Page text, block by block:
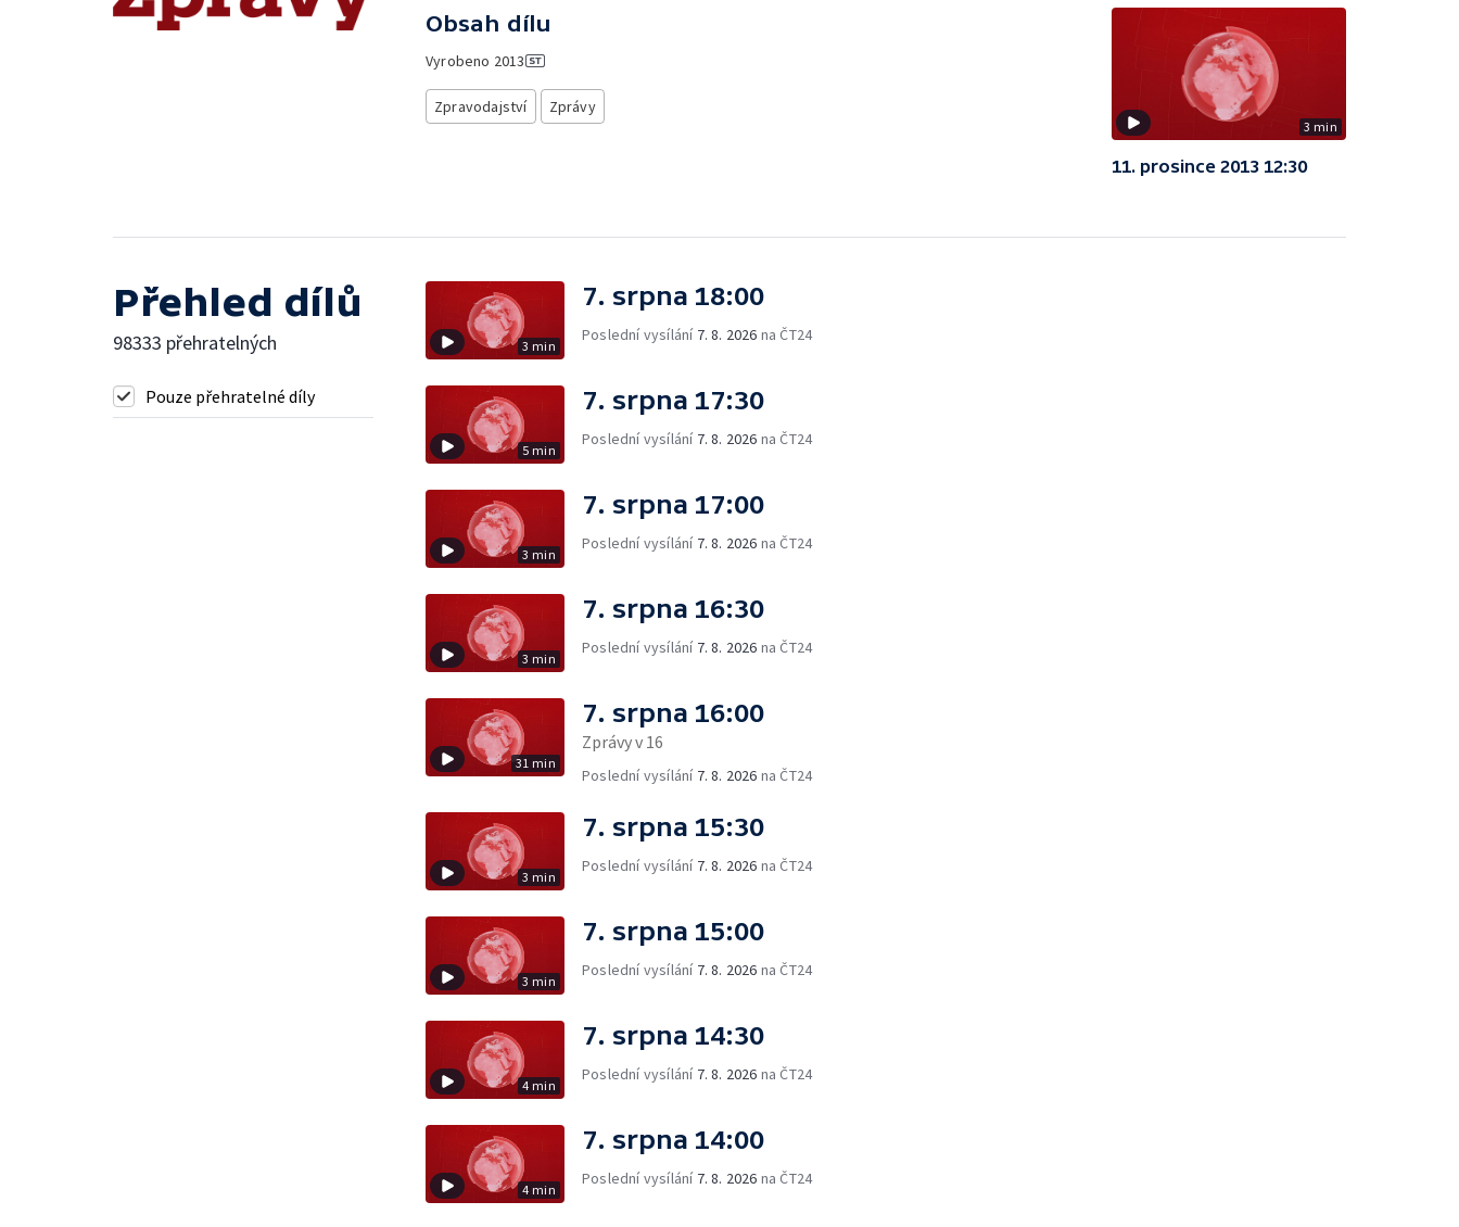
Obsah dílu
Vyrobeno 2013
Zpravodajství Zprávy
3 min
11. prosince 2013 12:30
Přehled dílů
98333 přehratelných
Pouze přehratelné díly
3 min
7. srpna 18:00
Poslední vysílání 7. 8. 2026 na ČT24
5 min
7. srpna 17:30
Poslední vysílání 7. 8. 2026 na ČT24
3 min
7. srpna 17:00
Poslední vysílání 7. 8. 2026 na ČT24
3 min
7. srpna 16:30
Poslední vysílání 7. 8. 2026 na ČT24
31 min
7. srpna 16:00
Zprávy v 16
Poslední vysílání 7. 8. 2026 na ČT24
3 min
7. srpna 15:30
Poslední vysílání 7. 8. 2026 na ČT24
3 min
7. srpna 15:00
Poslední vysílání 7. 8. 2026 na ČT24
4 min
7. srpna 14:30
Poslední vysílání 7. 8. 2026 na ČT24
4 min
7. srpna 14:00
Poslední vysílání 7. 8. 2026 na ČT24